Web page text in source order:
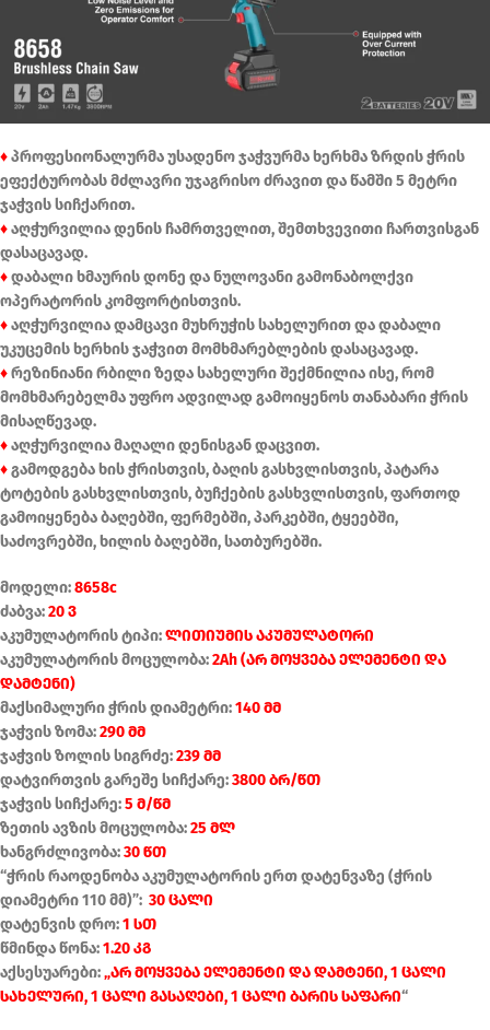
♦პროფესიონალურმა უსადენო ჯაჭვურმა ხერხმა ზრდის ჭრის
ეფექტურობას მძლავრი უჯაგრისო ძრავით და წამში 5 მეტრი
ჯაჭვის სიჩქარით.
♦აღჭურვილია დენის ჩამრთველით, შემთხვევითი ჩართვისგან
დასაცავად.
♦დაბალი ხმაურის დონე და ნულოვანი გამონაბოლქვი
ოპერატორის კომფორტისთვის.
♦აღჭურვილია დამცავი მუხრუჭის სახელურით და დაბალი
უკუცემის ხერხის ჯაჭვით მომხმარებლების დასაცავად.
♦რეზინიანი რბილი ზედა სახელური შექმნილია ისე, რომ
მომხმარებელმა უფრო ადვილად გამოიყენოს თანაბარი ჭრის
მისაღწევად.
♦აღჭურვილია მაღალი დენისგან დაცვით.
♦გამოდგება ხის ჭრისთვის, ბაღის გასხვლისთვის, პატარა
ტოტების გასხვლისთვის, ბუჩქების გასხვლისთვის, ფართოდ
გამოიყენება ბაღებში, ფერმებში, პარკებში, ტყეებში,
საძოვრებში, ხილის ბაღებში, სათბურებში.
მოდელი:8658c
ძაბვა:20 ვ
აკუმულატორის ტიპი:ლითიუმის აკუმულატორი
აკუმულატორის მოცულობა:2Ah (არ მოყვება ელემენტი და
დამტენი)
მაქსიმალური ჭრის დიამეტრი:140 მმ
ჯაჭვის ზომა:290 მმ
ჯაჭვის ზოლის სიგრძე:239 მმ
დატვირთვის გარეშე სიჩქარე:3800 ბრ/წთ
ჯაჭვის სიჩქარე:5 მ/წმ
ზეთის ავზის მოცულობა:25 მლ
ხანგრძლივობა:30 წთ
“ჭრის რაოდენობა აკუმულატორის ერთ დატენვაზე (ჭრის
დიამეტრი 110 მმ)”: 30 ცალი
დატენვის დრო:1 სთ
წმინდა წონა:1.20 კგ
აქსესუარები:„არ მოყვება ელემენტი და დამტენი, 1 ცალი
სახელური, 1 ცალი გასაღები, 1 ცალი ბარის საფარი“